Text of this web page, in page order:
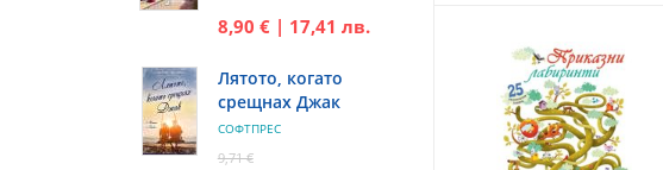
8,90 € | 17,41 лв.
Лятото, когато
срещнах Джак
СОФТПРЕС
9,71 €